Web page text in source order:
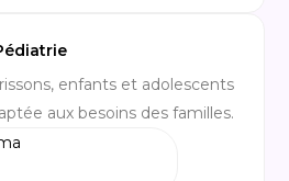
enfants et adolescents
aux besoins des familles.